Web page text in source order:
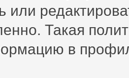
или
Такая
в